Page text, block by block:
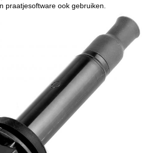
praatjesoftware ook gebruiken.